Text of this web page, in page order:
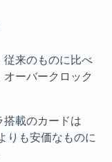
来のものに比べ
ーバークロック
載のカードは
りも安価なものに